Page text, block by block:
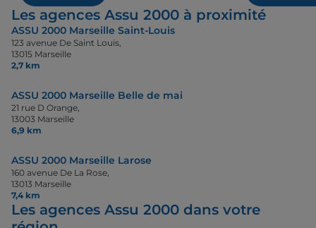
Les agences Assu 2000 à proximité
ASSU 2000 Marseille Saint-Louis
123 avenue De Saint Louis,
13015 Marseille
2,7 km
ASSU 2000 Marseille Belle de mai
21 rue D Orange,
13003 Marseille
6,9 km
ASSU 2000 Marseille Larose
160 avenue De La Rose,
13013 Marseille
7,4 km
Les agences Assu 2000 dans votre